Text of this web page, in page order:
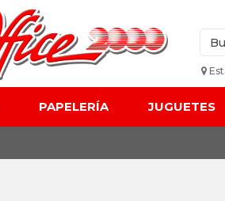
PAPELERÍA JUGUETES